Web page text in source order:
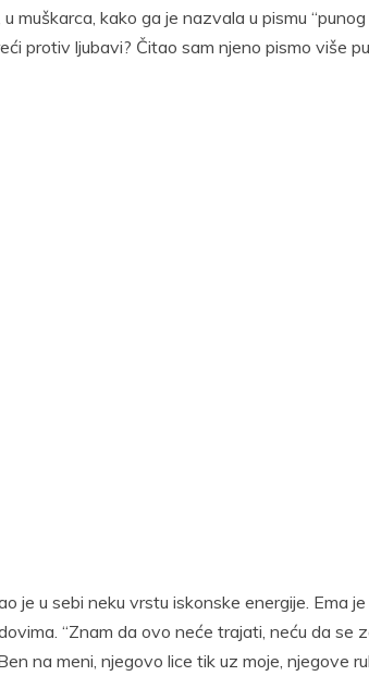
muškarca, kako ga je nazvala u pismu
protiv ljubavi? Čitao sam njeno pismo više
je u sebi neku vrstu iskonske energije. Ema je
“Znam da ovo neće trajati, neću da se
na meni, njegovo lice tik uz moje, njegove